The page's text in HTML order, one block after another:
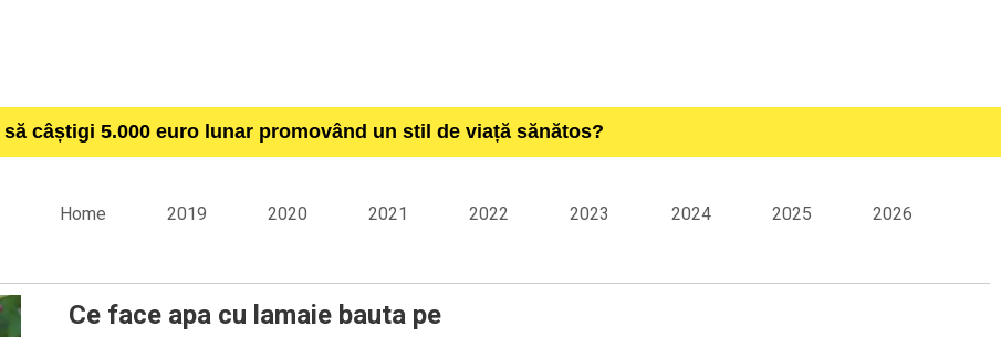
câștigi 5.000 euro lunar promovând un stil de viață sănătos?
Home 2019 2020 2021 2022 2023 2024 2025 2026
Ce face apa cu lamaie bauta pe